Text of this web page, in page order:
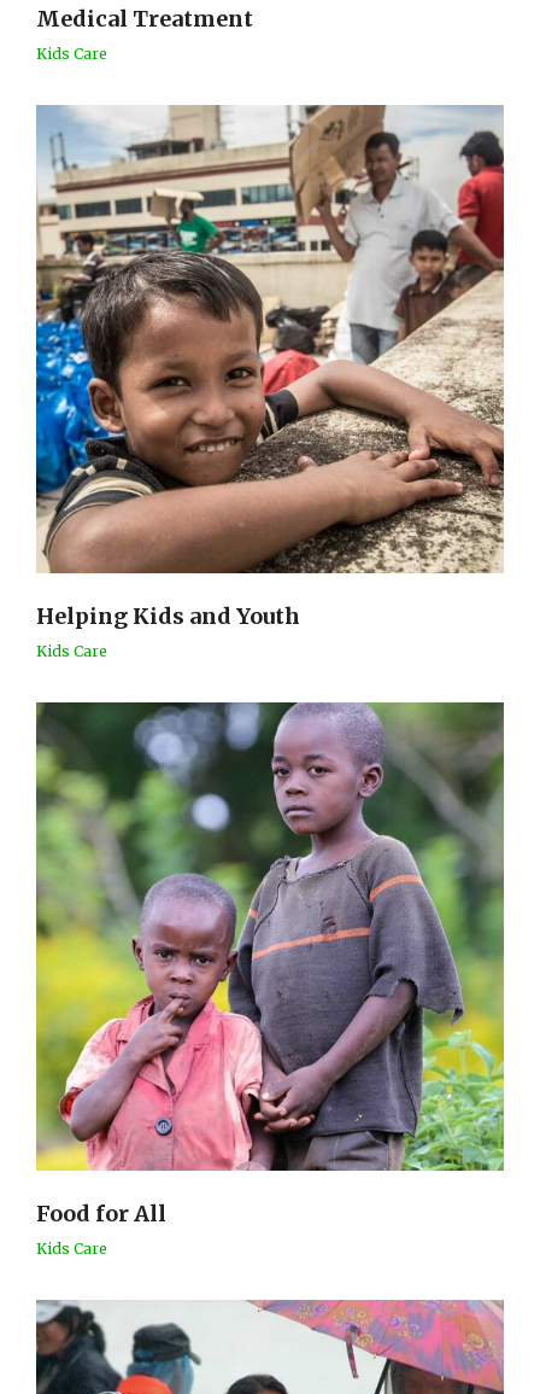
Medical Treatment
Kids Care
Helping Kids and Youth
Kids Care
Food for All
Kids Care